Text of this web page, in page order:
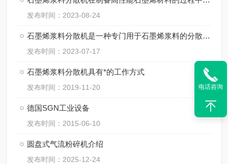
发布时间：2023-08-24
石墨烯浆料分散机是一种专门用于石墨烯浆料的分散和均匀化处理的设备
发布时间：2023-07-17
石墨烯浆料分散机具有*的工作方式
发布时间：2019-11-20
德国SGN工业设备
发布时间：2015-06-10
圆盘式气流粉碎机介绍
发布时间：2025-12-24
电话咨询